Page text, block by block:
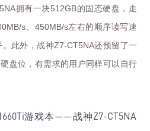
拥有一块512GB的固态硬盘，走
s、 450MB/s左右的顺序读写速
。此外，战神Z7-CT5NA还预留了一
盘位，有需求的用户同样可以自行